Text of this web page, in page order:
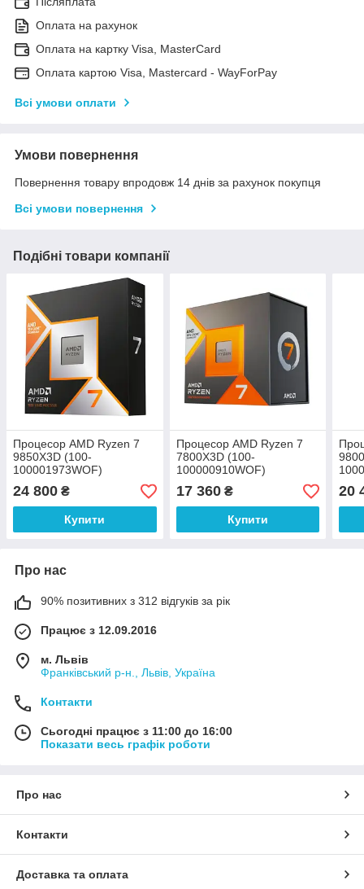
Оплата на рахунок
Оплата на картку Visa, MasterCard
Оплата картою Visa, Mastercard - WayForPay
Всі умови оплати
Умови повернення
Повернення товару впродовж 14 днів за рахунок покупця
Всі умови повернення
Подібні товари компанії
Процесор AMD Ryzen 7
9850X3D (100-
100001973WOF)
24 800 ₴
Купити
Процесор AMD Ryzen 7
7800X3D (100-
100000910WOF)
17 360₴
Купити
20
Про нас
90% позитивних з 312 відгуків за рік
Працює з 12.09.2016
м. Львів
Франківський р-н., Львів, Україна
Контакти
Сьогодні працює з 11:00 до 16:00
Показати весь графік роботи
Про нас
Контакти
Доставка та оплата